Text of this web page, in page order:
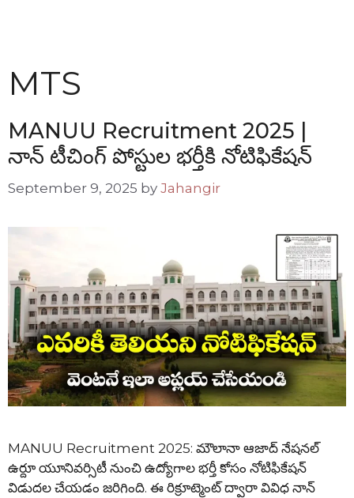
MTS
MANUU Recruitment 2025 |
నాన్ టీచింగ్ పోస్టుల భర్తీకి నోటిఫికేషన్
September 9, 2025 by Jahangir
MANUU Recruitment 2025: మౌలానా ఆజాద్ నేషనల్
ఉర్దూ యూనివర్సిటీ నుంచి ఉద్యోగాల భర్తీ కోసం నోటిఫికేషన్
విడుదల చేయడం జరిగింది. ఈ రిక్రూట్మెంట్ ద్వారా వివిధ నాన్